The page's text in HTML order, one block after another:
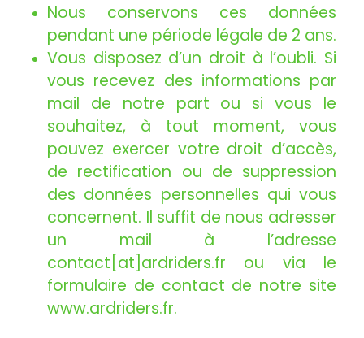
Nous conservons ces données
pendant une période légale de 2 ans.
Vous disposez d’un droit à l’oubli. Si
vous recevez des informations par
mail de notre part ou si vous le
souhaitez, à tout moment, vous
pouvez exercer votre droit d’accès,
de rectification ou de suppression
des données personnelles qui vous
concernent. Il suffit de nous adresser
un mail à l’adresse
contact[at]ardriders.fr ou via le
formulaire de contact de notre site
www.ardriders.fr.